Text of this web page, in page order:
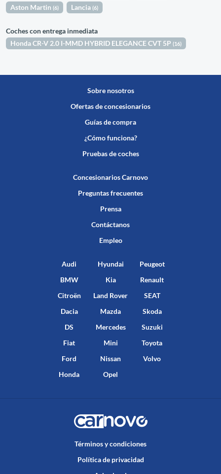
Aston Martin(6) Lancia(6)
Coches con entrega inmediata
Honda CR-V 2.0 I-MMD HYBRID ELEGANCE CVT 5P(16)
Sobre nosotros
Ofertas de concesionarios
Guías de compra
¿Cómo funciona?
Pruebas de coches
Concesionarios Carnovo
Preguntas frecuentes
Prensa
Contáctanos
Empleo
Audi
BMW
Citroën
Dacia
DS
Fiat
Ford
Honda
Hyundai
Kia
Land Rover
Mazda
Mercedes
Mini
Nissan
Opel
Peugeot
Renault
SEAT
Skoda
Suzuki
Toyota
Volvo
Términos y condiciones
Política de privacidad